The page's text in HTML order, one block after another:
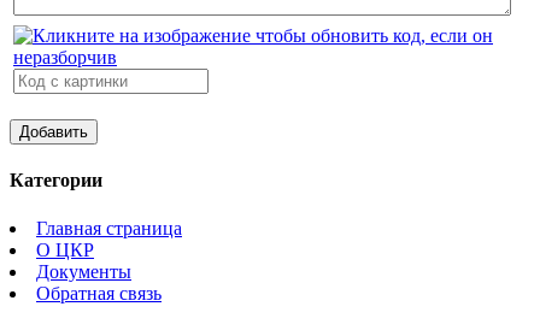
Категории
Главная страница
О ЦКР
Документы
Обратная связь